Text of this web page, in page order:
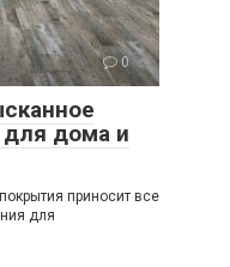
0
дома и
приносит все
для